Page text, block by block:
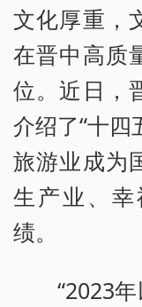
文化厚重，
在晋中高质
位。近日，
介绍了“十四
旅游业成为
生产业、
绩。
“2023